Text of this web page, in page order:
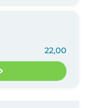
22,00